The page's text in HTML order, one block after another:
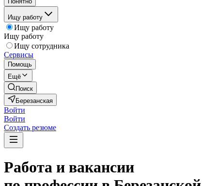
Ищу работу
Ищу работу
Ищу работу
Ищу сотрудника
Сервисы
Помощь
Ещё
Поиск
Березанская
Войти
Войти
Создать резюме
Работа и вакансии